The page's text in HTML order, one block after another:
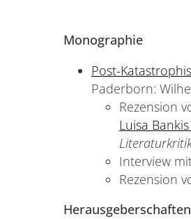
Monographie
Post-
Paderborn:
Rezension
Luisa
Interview
Rezension
Herausgeberschaften